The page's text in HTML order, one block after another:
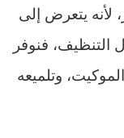
لأنه يتعرض إلى
التنظيف، فنوفر
وتلميعه